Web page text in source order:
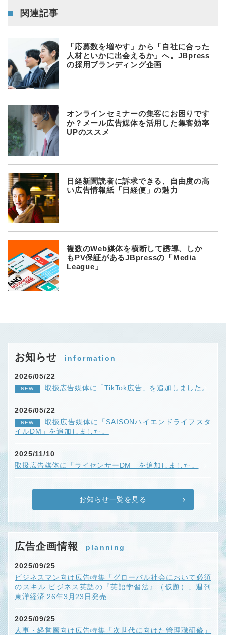
関連記事
「応募数を増やす」から「自社に合った
人材といかに出会えるか」へ。JBpress
の採用ブランディング企画
オンラインセミナーの集客にお困りです
か？メール広告媒体を活用した集客効率
UPのススメ
日経新聞読者に訴求できる、自由度の高
い広告情報紙「日経便」の魅力
複数のWeb媒体を横断して誘導、しか
もPV保証があるJBpressの「Media
League」
お知らせ information
2026/05/22
NEW 取扱広告媒体に「TikTok広告」を追加しました。
2026/05/22
NEW
取扱広告媒体に「SAISONハイエンドライフスタ
イルDM」を追加しました。
2025/11/10
取扱広告媒体に「ライセンサーDM」を追加しました。
お知らせ一覧を見る
広告企画情報 planning
2025/09/25
ビジネスマン向け広告特集「グローバル社会において必須
のスキル ビジネス英語の『英語学習法』（仮題）」週刊
東洋経済 26年3月23日発売
2025/09/25
人事・経営層向け広告特集「次世代に向けた管理職研修」